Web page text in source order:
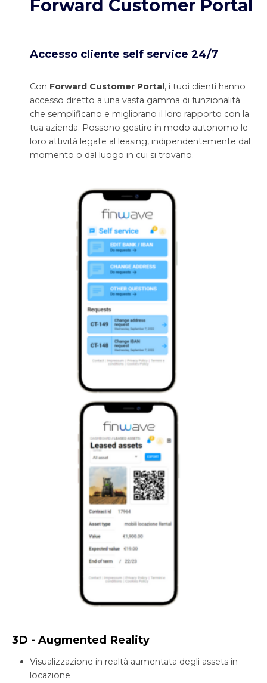
Forward Customer Portal
Accesso cliente self service 24/7
Con Forward Customer Portal, i tuoi clienti hanno
accesso diretto a una vasta gamma di funzionalità
che semplificano e migliorano il loro rapporto con la
tua azienda. Possono gestire in modo autonomo le
loro attività legate al leasing, indipendentemente dal
momento o dal luogo in cui si trovano.
3D - Augmented Reality
Visualizzazione in realtà aumentata degli assets in
locazione